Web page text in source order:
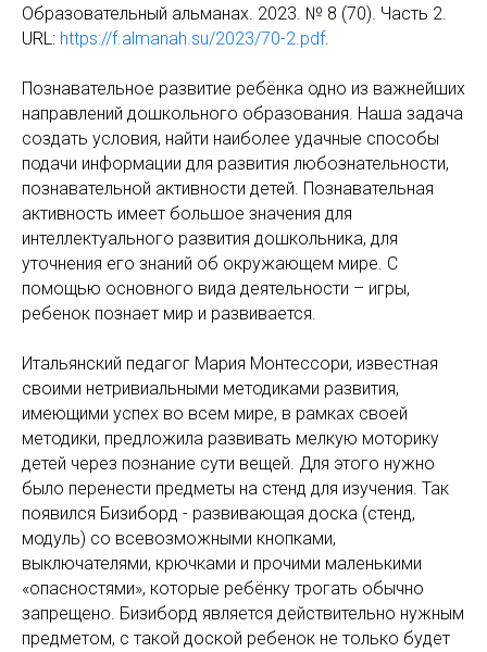
Образовательный альманах. 2023. № 8 (70). Часть 2.
URL: https://f.almanah.su/2023/70-2.pdf.
Познавательное развитие ребёнка одно из важнейших
направлений дошкольного образования. Наша задача
создать условия, найти наиболее удачные способы
подачи информации для развития любознательности,
познавательной активности детей. Познавательная
активность имеет большое значения для
интеллектуального развития дошкольника, для
уточнения его знаний об окружающем мире. С
помощью основного вида деятельности – игры,
ребенок познает мир и развивается.
Итальянский педагог Мария Монтессори, известная
своими нетривиальными методиками развития,
имеющими успех во всем мире, в рамках своей
методики, предложила развивать мелкую моторику
детей через познание сути вещей. Для этого нужно
было перенести предметы на стенд для изучения. Так
появился Бизиборд - развивающая доска (стенд,
модуль) со всевозможными кнопками,
выключателями, крючками и прочими маленькими
«опасностями», которые ребёнку трогать обычно
запрещено. Бизиборд является действительно нужным
предметом, с такой доской ребенок не только будет